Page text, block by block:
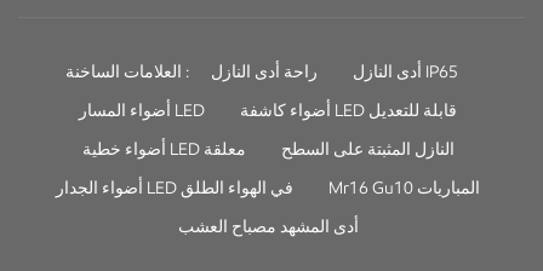
العلامات الساخنة : راحة أدى النازل
أدى النازل IP65
أضواء المسار LED
أضواء كاشفة LED قابلة للتعديل
أضواء خطية LED معلقة
النازل المثبتة على السطح
أضواء الجدار LED في الهواء الطلق
Mr16 Gu10 المباريات
أدى المشهد مصباح العشب